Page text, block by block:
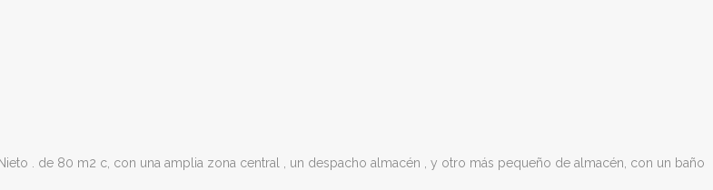
. de 80 m2 c, con una amplia zona central , un despacho almacén , y otro más pequeño de almacén, con un baño